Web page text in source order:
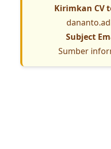
Kirimkan CV
Subject
Sumber